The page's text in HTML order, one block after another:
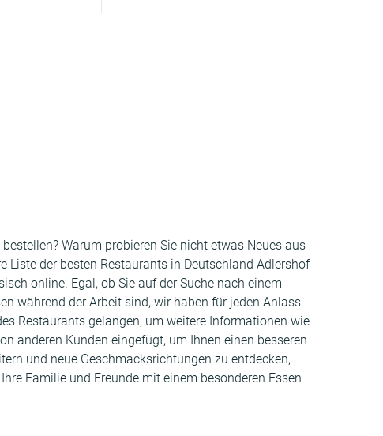
Warum probieren Sie nicht etwas Neues aus
Liste der besten Restaurants in Deutschland Adlershof
online. Egal, ob Sie auf der Suche nach einem
während der Arbeit sind, wir haben für jeden Anlass
Restaurants gelangen, um weitere Informationen wie
anderen Kunden eingefügt, um Ihnen einen besseren
und neue Geschmacksrichtungen zu entdecken,
Familie und Freunde mit einem besonderen Essen